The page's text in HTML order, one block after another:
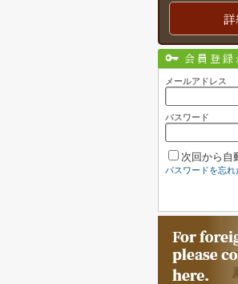
詳
会員登
メールアドレス
パスワード
次回から自
パスワードを忘れ